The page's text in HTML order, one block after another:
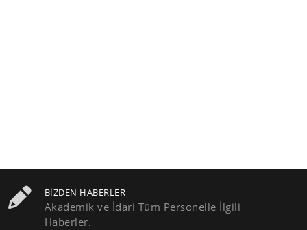
BIZDEN HABERLER
Akademik ve İdari Tüm Personelle İlgili
Haberler.